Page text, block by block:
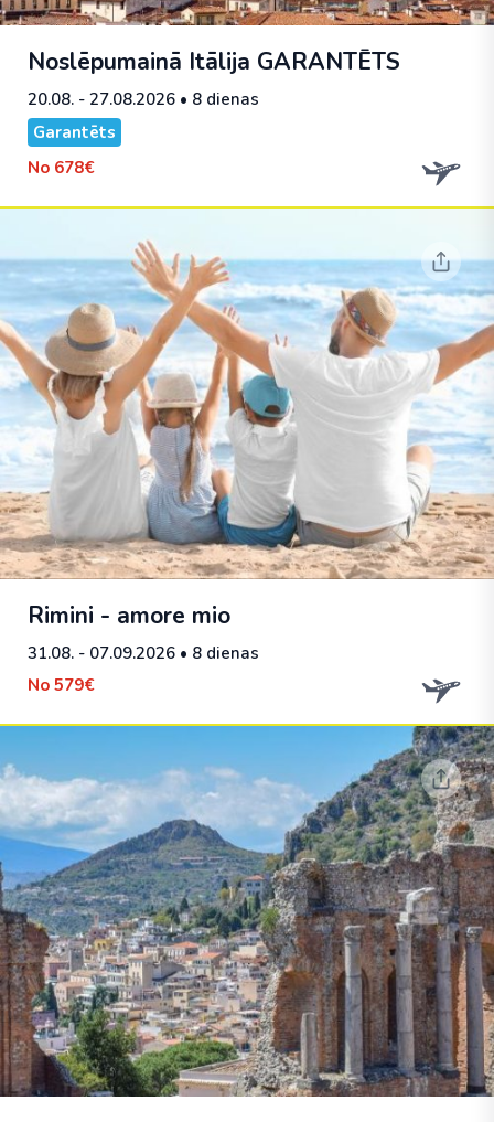
Noslēpumainā Itālija GARANTĒTS
20.08. - 27.08.2026 • 8 dienas
Garantēts
No 678€
Rimini - amore mio
31.08. - 07.09.2026 • 8 dienas
No 579€